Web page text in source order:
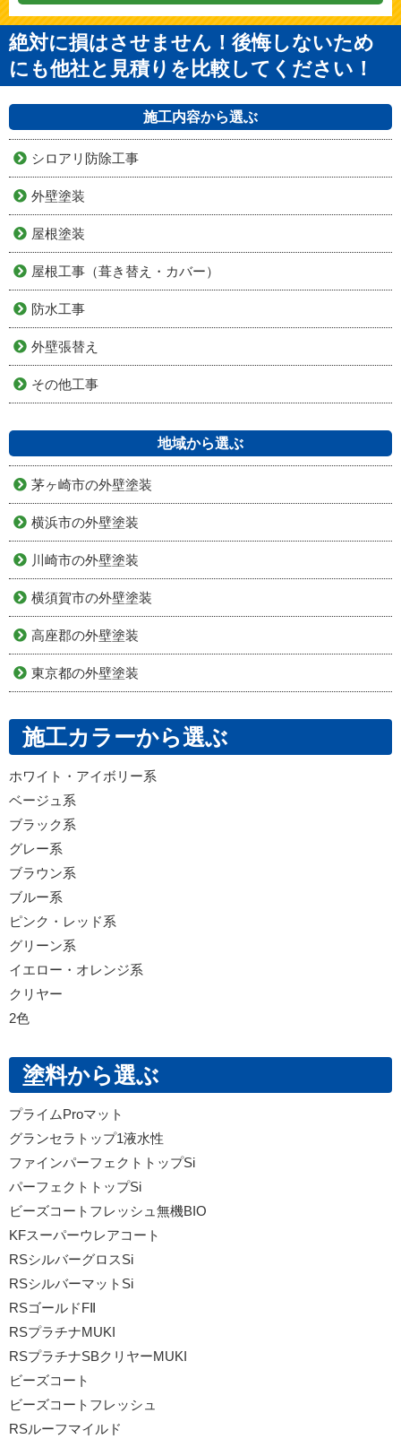
絶対に損はさせません！後悔しないため
にも他社と見積りを比較してください！
施工内容から選ぶ
シロアリ防除工事
外壁塗装
屋根塗装
屋根工事（葺き替え・カバー）
防水工事
外壁張替え
その他工事
地域から選ぶ
茅ヶ崎市の外壁塗装
横浜市の外壁塗装
川崎市の外壁塗装
横須賀市の外壁塗装
高座郡の外壁塗装
東京都の外壁塗装
施工カラーから選ぶ
ホワイト・アイボリー系
ベージュ系
ブラック系
グレー系
ブラウン系
ブルー系
ピンク・レッド系
グリーン系
イエロー・オレンジ系
クリヤー
2色
塗料から選ぶ
プライムProマット
グランセラトップ1液水性
ファインパーフェクトトップSi
パーフェクトトップSi
ビーズコートフレッシュ無機BIO
KFスーパーウレアコート
RSシルバーグロスSi
RSシルバーマットSi
RSゴールドFⅡ
RSプラチナMUKI
RSプラチナSBクリヤーMUKI
ビーズコート
ビーズコートフレッシュ
RSルーフマイルド